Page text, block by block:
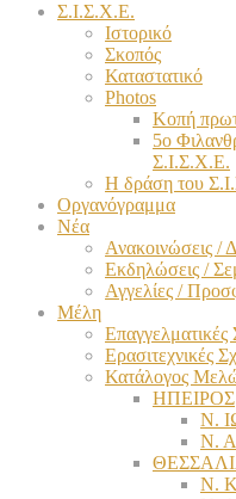
Σ.Ι.Σ.Χ.Ε.
Ιστορικό
Σκοπός
Καταστατικό
Photos
Κοπή
5ο
Σ.Ι.Σ.Χ.Ε.
Η δράση του
Οργανόγραμμα
Νέα
Ανακοινώσεις /
Εκδηλώσεις /
Αγγελίες /
Μέλη
Ερασιτεχνικές
Κατάλογος
ΗΠΕΙΡΟΣ
Ν.
Ν.
Ν.